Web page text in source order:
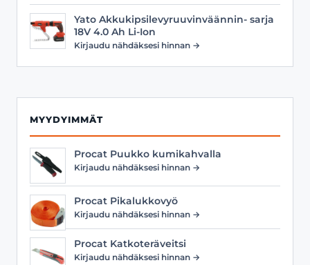
Yato Akkukipsilevyruuvinväännin- sarja
18V 4.0 Ah Li-Ion
Kirjaudu nähdäksesi hinnan →
MYYDYIMMÄT
Procat Puukko kumikahvalla
Kirjaudu nähdäksesi hinnan →
Procat Pikalukkovyö
Kirjaudu nähdäksesi hinnan →
Procat Katkoteräveitsi
Kirjaudu nähdäksesi hinnan →